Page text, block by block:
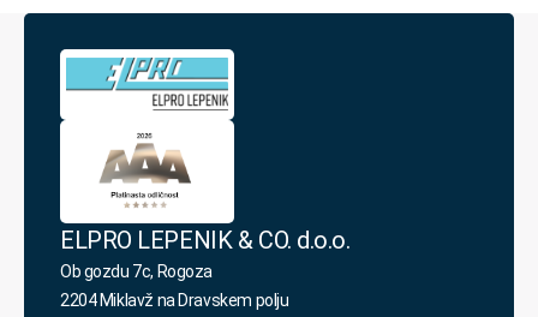
politiko
varovanja
osebnih
podatkov.
ELPRO LEPENIK & CO. d.o.o.
Ob gozdu 7c, Rogoza
2204 Miklavž na Dravskem polju